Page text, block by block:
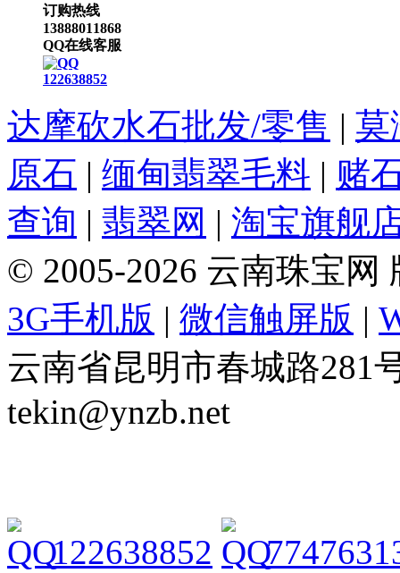
订购热线
13888011868
QQ在线客服
122638852
达摩砍水石批发/零售 | 莫
原石 | 缅甸翡翠毛料 | 赌
查询 | 翡翠网 | 淘宝旗舰
© 2005-2026 云南珠宝网
3G手机版 | 微信触屏版 |
云南省昆明市春城路281
tekin@ynzb.net
122638852